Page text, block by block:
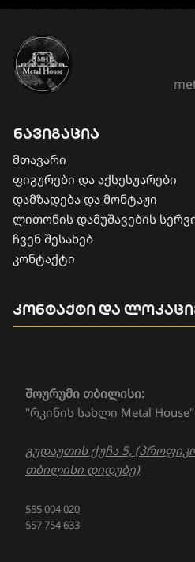
ნავიგაცია
მთავარი
ფიგურები და აქსესუარები
დამზადება და მონტაჟი
​ლითონის დამუშავების
ჩვენ შესახებ
კონტაქტი
შოურუმი თბილისი:
"რკინის სახლი Metal House"
გუდაუთის ქუჩა 5,
თბილისი დიდუბე)
555 004 020
557 754 633
კონტაქტი და